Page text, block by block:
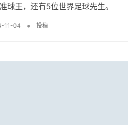
球王，还有5位世界足球先生。
11-04 • 投稿